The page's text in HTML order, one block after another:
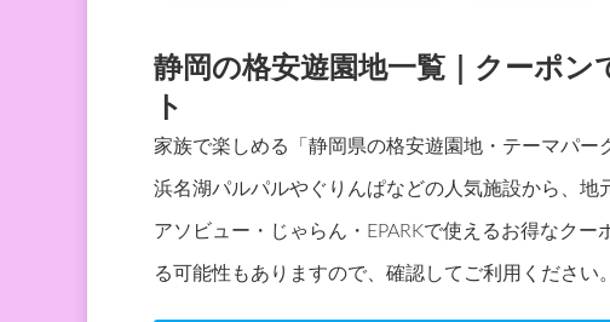
静岡の格安遊園地一覧｜クーポ
ト
家族で楽しめる「静岡県の格安遊園地・テーマパー
浜名湖パルパルやぐりんぱなどの人気施設から、地
アソビュー・じゃらん・EPARKで使えるお得なク
る可能性もありますので、確認してご利用ください。